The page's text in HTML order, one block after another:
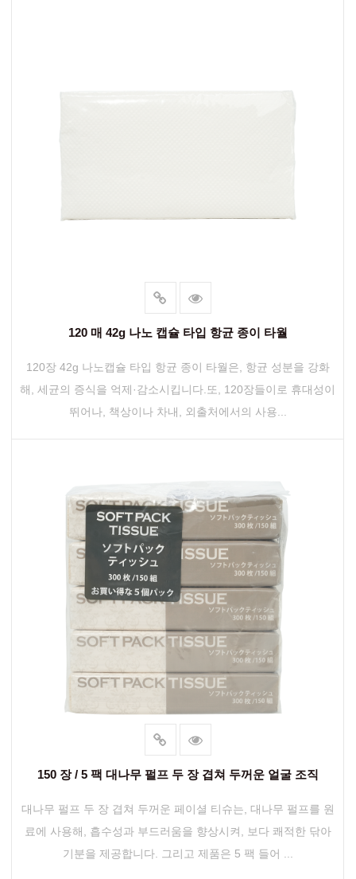
120 매 42g 나노 캡슐 타입 항균 종이 타월
120장 42g 나노캡슐 타입 항균 종이 타월은, 항균 성분을 강화
해, 세균의 증식을 억제·감소시킵니다.또, 120장들이로 휴대성이
뛰어나, 책상이나 차내, 외출처에서의 사용...
150 장 / 5 팩 대나무 펄프 두 장 겹쳐 두꺼운 얼굴 조직
대나무 펄프 두 장 겹쳐 두꺼운 페이셜 티슈는, 대나무 펄프를 원
료에 사용해, 흡수성과 부드러움을 향상시켜, 보다 쾌적한 닦아
기분을 제공합니다. 그리고 제품은 5 팩 들어 ...